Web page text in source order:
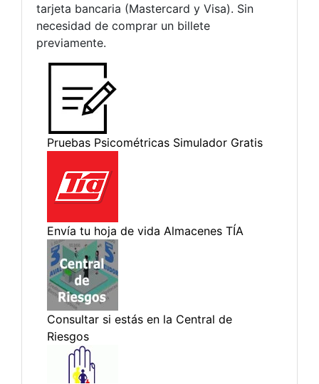
tarjeta bancaria (Mastercard y Visa). Sin
necesidad de comprar un billete
previamente.